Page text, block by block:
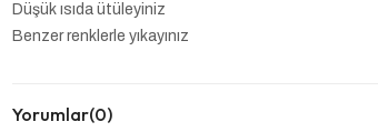
Düşük ısıda ütüleyiniz
Benzer renklerle yıkayınız
Yorumlar(0)